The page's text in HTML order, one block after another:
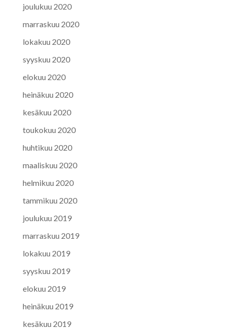
joulukuu 2020
marraskuu 2020
lokakuu 2020
syyskuu 2020
elokuu 2020
heinäkuu 2020
kesäkuu 2020
toukokuu 2020
huhtikuu 2020
maaliskuu 2020
helmikuu 2020
tammikuu 2020
joulukuu 2019
marraskuu 2019
lokakuu 2019
syyskuu 2019
elokuu 2019
heinäkuu 2019
kesäkuu 2019